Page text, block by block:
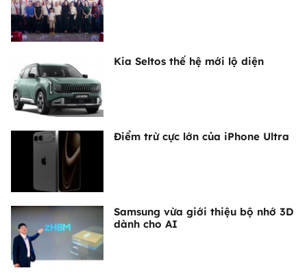
Kia Seltos thế hệ mới lộ diện
Điểm trừ cực lớn của iPhone Ultra
Samsung vừa giới thiệu bộ nhớ 3D
dành cho AI